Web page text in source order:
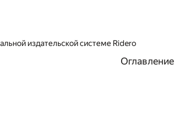
издательской системе Ridero
Оглавление